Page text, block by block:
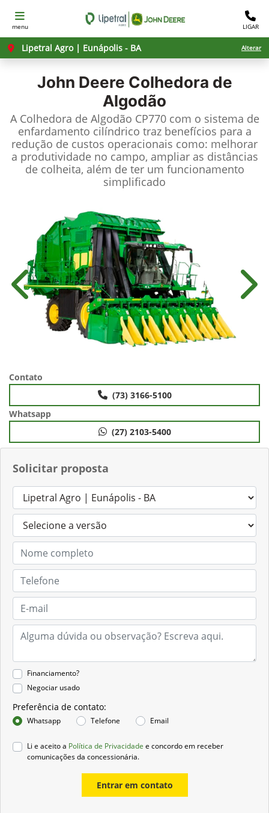
menu LIGAR
Lipetral Agro | Eunápolis - BA Alterar
John Deere Colhedora de
Algodão
A Colhedora de Algodão CP770 com o sistema de
enfardamento cilíndrico traz benefícios para a
redução de custos operacionais como: melhorar
a produtividade no campo, ampliar as distâncias
de colheita, além de ter um funcionamento
simplificado
Solicitar proposta
Financiamento?
Negociar usado
Preferência de contato:
Whatsapp Telefone Email
Li e aceito a Política de Privacidade e concordo em receber
comunicações da concessionária.
Entrar em contato
Anterior
Contato
(73) 3166-5100
Whatsapp
(27) 2103-5400